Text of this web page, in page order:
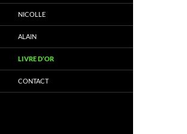
NICOLLE
ALAIN
LIVRE D’OR
CONTACT